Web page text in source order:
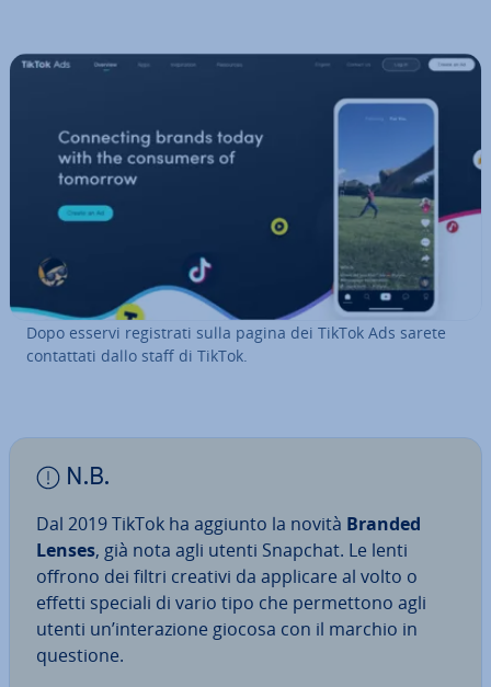
Dopo esservi re­gi­stra­ti sulla pagina dei TikTok Ads sarete
con­tat­ta­ti dallo staff di TikTok.
N.B.
Dal 2019 TikTok ha aggiunto la novità Branded
Lenses, già nota agli utenti Snapchat. Le lenti
offrono dei filtri creativi da applicare al volto o
effetti speciali di vario tipo che per­met­to­no agli
utenti un’in­te­ra­zio­ne giocosa con il marchio in
questione.